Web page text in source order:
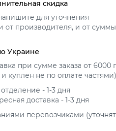
скидка
для уточнения
от производителя, и от суммы
Украине
при сумме заказа от 6000
куплен не по оплате частями)
- 1-3 дня
доставка - 1-3 дня
перевозчиками